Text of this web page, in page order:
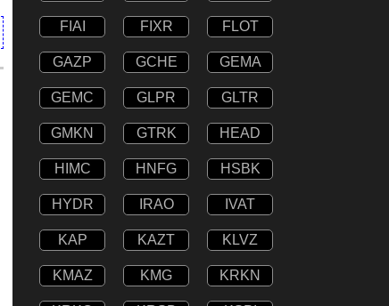
FIAI FIXR FLOT
GAZP GCHE GEMA
GEMC GLPR GLTR
GMKN GTRK HEAD
HIMC HNFG HSBK
HYDR IRAO IVAT
KAP KAZT KLVZ
KMAZ KMG KRKN